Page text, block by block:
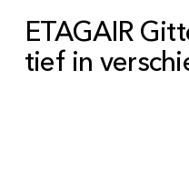
ETAGAIR
tief in